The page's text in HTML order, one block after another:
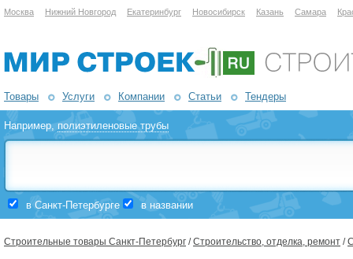
Москва Нижний Новгород Екатеринбург Новосибирск Казань Самара
Товары Услуги Компании Статьи Тендеры
Например,полиэтиленовые трубы
в Санкт-Петербурге в названии
Строительные товары Санкт-Петербург /Строительство, отделка, ремонт /